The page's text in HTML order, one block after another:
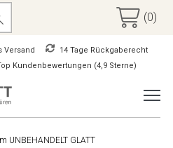
(0)
Versand
14 Tage Rückgaberecht
Kundenbewertungen (4,9 Sterne)
UNBEHANDELT GLATT